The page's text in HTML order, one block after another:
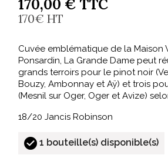
170,00 € TTC
170€ HT
Cuvée emblématique de la Maison
Ponsardin, La Grande Dame peut
grands terroirs pour le pinot noir
Bouzy, Ambonnay et Aÿ) et trois
(Mesnil sur Oger, Oger et Avize)
18/20 Jancis Robinson
1 bouteille(s) disponible(s)